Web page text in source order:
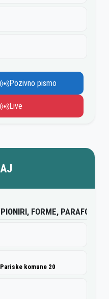
Pozivno pismo
Live
FORME, PARAFORME)
komune 20